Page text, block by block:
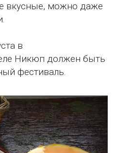
вкусные, можно даже
в
Никюп должен быть
фестиваль.